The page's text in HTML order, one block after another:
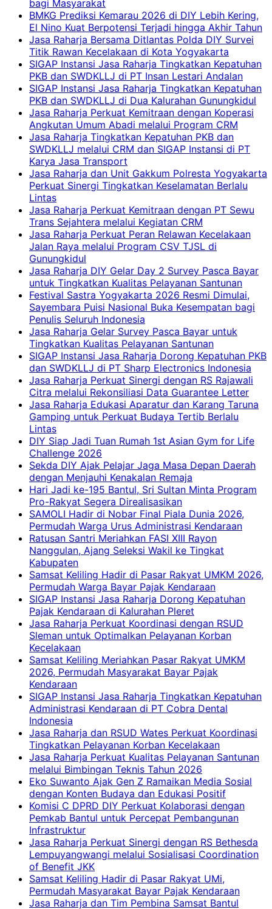
bagi Masyarakat
BMKG Prediksi Kemarau 2026 di DIY Lebih Kering,
El Nino Kuat Berpotensi Terjadi hingga Akhir Tahun
Jasa Raharja Bersama Ditlantas Polda DIY Survei
Titik Rawan Kecelakaan di Kota Yogyakarta
SIGAP Instansi Jasa Raharja Tingkatkan Kepatuhan
PKB dan SWDKLLJ di PT Insan Lestari Andalan
SIGAP Instansi Jasa Raharja Tingkatkan Kepatuhan
PKB dan SWDKLLJ di Dua Kalurahan Gunungkidul
Jasa Raharja Perkuat Kemitraan dengan Koperasi
Angkutan Umum Abadi melalui Program CRM
Jasa Raharja Tingkatkan Kepatuhan PKB dan
SWDKLLJ melalui CRM dan SIGAP Instansi di PT
Karya Jasa Transport
Jasa Raharja dan Unit Gakkum Polresta Yogyakarta
Perkuat Sinergi Tingkatkan Keselamatan Berlalu
Lintas
Jasa Raharja Perkuat Kemitraan dengan PT Sewu
Trans Sejahtera melalui Kegiatan CRM
Jasa Raharja Perkuat Peran Relawan Kecelakaan
Jalan Raya melalui Program CSV TJSL di
Gunungkidul
Jasa Raharja DIY Gelar Day 2 Survey Pasca Bayar
untuk Tingkatkan Kualitas Pelayanan Santunan
Festival Sastra Yogyakarta 2026 Resmi Dimulai,
Sayembara Puisi Nasional Buka Kesempatan bagi
Penulis Seluruh Indonesia
Jasa Raharja Gelar Survey Pasca Bayar untuk
Tingkatkan Kualitas Pelayanan Santunan
SIGAP Instansi Jasa Raharja Dorong Kepatuhan PKB
dan SWDKLLJ di PT Sharp Electronics Indonesia
Jasa Raharja Perkuat Sinergi dengan RS Rajawali
Citra melalui Rekonsiliasi Data Guarantee Letter
Jasa Raharja Edukasi Aparatur dan Karang Taruna
Gamping untuk Perkuat Budaya Tertib Berlalu
Lintas
DIY Siap Jadi Tuan Rumah 1st Asian Gym for Life
Challenge 2026
Sekda DIY Ajak Pelajar Jaga Masa Depan Daerah
dengan Menjauhi Kenakalan Remaja
Hari Jadi ke-195 Bantul, Sri Sultan Minta Program
Pro-Rakyat Segera Direalisasikan
SAMOLI Hadir di Nobar Final Piala Dunia 2026,
Permudah Warga Urus Administrasi Kendaraan
Ratusan Santri Meriahkan FASI XIII Rayon
Nanggulan, Ajang Seleksi Wakil ke Tingkat
Kabupaten
Samsat Keliling Hadir di Pasar Rakyat UMKM 2026,
Permudah Warga Bayar Pajak Kendaraan
SIGAP Instansi Jasa Raharja Dorong Kepatuhan
Pajak Kendaraan di Kalurahan Pleret
Jasa Raharja Perkuat Koordinasi dengan RSUD
Sleman untuk Optimalkan Pelayanan Korban
Kecelakaan
Samsat Keliling Meriahkan Pasar Rakyat UMKM
2026, Permudah Masyarakat Bayar Pajak
Kendaraan
SIGAP Instansi Jasa Raharja Tingkatkan Kepatuhan
Administrasi Kendaraan di PT Cobra Dental
Indonesia
Jasa Raharja dan RSUD Wates Perkuat Koordinasi
Tingkatkan Pelayanan Korban Kecelakaan
Jasa Raharja Perkuat Kualitas Pelayanan Santunan
melalui Bimbingan Teknis Tahun 2026
Eko Suwanto Ajak Gen Z Ramaikan Media Sosial
dengan Konten Budaya dan Edukasi Positif
Komisi C DPRD DIY Perkuat Kolaborasi dengan
Pemkab Bantul untuk Percepat Pembangunan
Infrastruktur
Jasa Raharja Perkuat Sinergi dengan RS Bethesda
Lempuyangwangi melalui Sosialisasi Coordination
of Benefit JKK
Samsat Keliling Hadir di Pasar Rakyat UMi,
Permudah Masyarakat Bayar Pajak Kendaraan
Jasa Raharja dan Tim Pembina Samsat Bantul